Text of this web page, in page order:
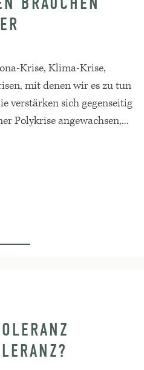
Krise, Klima-Krise,
mit denen wir es zu tun
verstärken sich gegenseitig
Polykrise angewachsen,...